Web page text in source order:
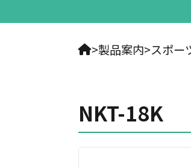
製品案内 スポー
NKT-18K